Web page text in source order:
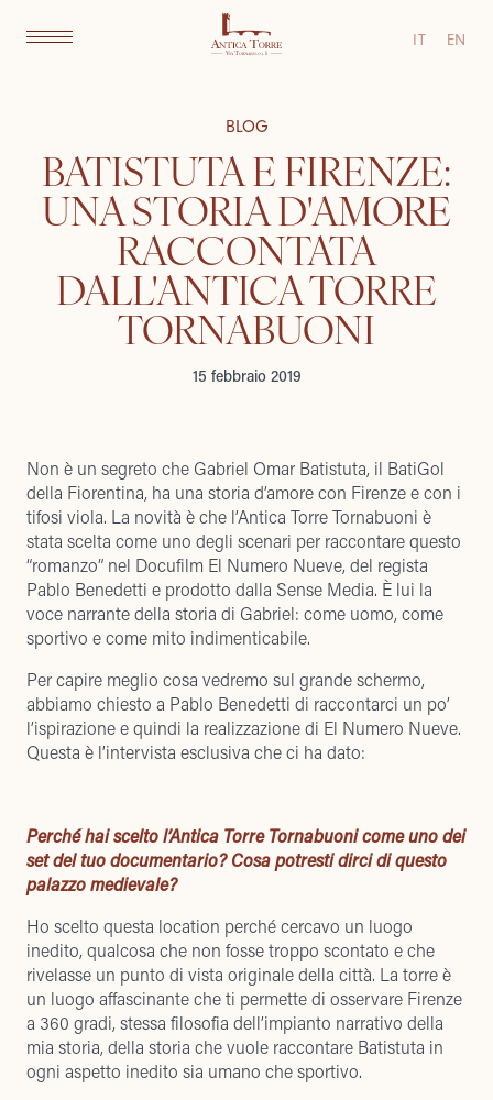
IT EN
BLOG
BATISTUTA E FIRENZE:
UNA STORIA D'AMORE
RACCONTATA
DALL'ANTICA TORRE
TORNABUONI
15 febbraio 2019
Non è un segreto che Gabriel Omar Batistuta, il BatiGol
della Fiorentina, ha una storia d’amore con Firenze e con i
tifosi viola. La novità è che l’Antica Torre Tornabuoni è
stata scelta come uno degli scenari per raccontare questo
“romanzo” nel Docufilm El Numero Nueve, del regista
Pablo Benedetti e prodotto dalla Sense Media. È lui la
voce narrante della storia di Gabriel: come uomo, come
sportivo e come mito indimenticabile.
Per capire meglio cosa vedremo sul grande schermo,
abbiamo chiesto a Pablo Benedetti di raccontarci un po’
l’ispirazione e quindi la realizzazione di El Numero Nueve.
Questa è l’intervista esclusiva che ci ha dato:
Perché hai scelto l’Antica Torre Tornabuoni come uno dei
set del tuo documentario? Cosa potresti dirci di questo
palazzo medievale?
Ho scelto questa location perché cercavo un luogo
inedito, qualcosa che non fosse troppo scontato e che
rivelasse un punto di vista originale della città. La torre è
un luogo affascinante che ti permette di osservare Firenze
a 360 gradi, stessa filosofia dell’impianto narrativo della
mia storia, della storia che vuole raccontare Batistuta in
ogni aspetto inedito sia umano che sportivo.